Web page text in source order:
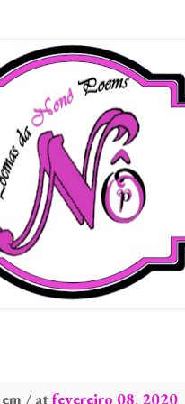
em / atfevereiro 08, 2020